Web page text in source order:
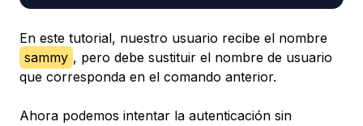
En este tutorial, nuestro usuario recibe el nombre
sammy , pero debe sustituir el nombre de usuario
que corresponda en el comando anterior.
Ahora podemos intentar la autenticación sin